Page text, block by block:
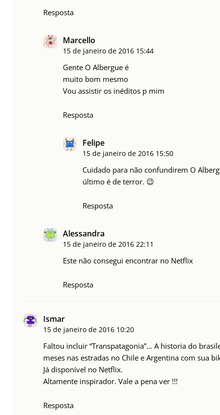
Resposta
Marcello
15 de janeiro de 2016 15:44
Gente O Albergue é
muito bom mesmo
Vou assistir os inéditos p mim
Resposta
Felipe
15 de janeiro de 2016 15:50
Cuidado para não confundirem O
último é de terror. 😉
Resposta
Alessandra
15 de janeiro de 2016 22:11
Este não consegui encontrar no Netflix
Resposta
Ismar
15 de janeiro de 2016 10:20
Faltou incluir “Transpatagonia”… A historia do
meses nas estradas no Chile e Argentina com sua
Já disponível no Netflix.
Altamente inspirador. Vale a pena ver !!!
Resposta